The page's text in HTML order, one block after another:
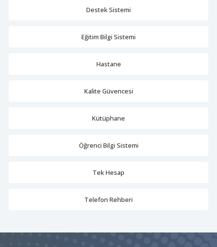
Destek Sistemi
Eğitim Bilgi Sistemi
Hastane
Kalite Güvencesi
Kütüphane
Öğrenci Bilgi Sistemi
Tek Hesap
Telefon Rehberi